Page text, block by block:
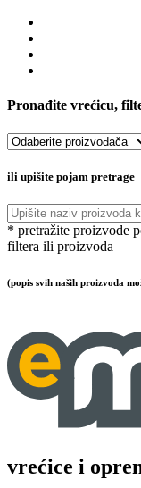
Pronađite vrećicu,
ili upišite pojam pretrage
* pretražite proizvode
filtera ili proizvoda
(popis svih naših proizvoda
vrećice i